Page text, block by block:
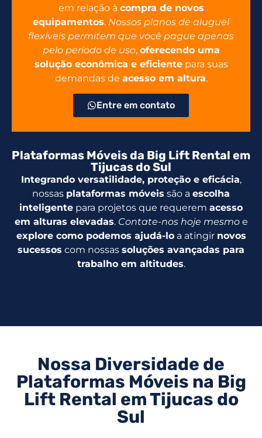
em relação à compra de novos
equipamentos. Nossos planos de aluguel
flexíveis permitem que você pague apenas
pelo período de uso, oferecendo uma
solução econômica e eficientepara suas
demandas de acesso em altura.
Entre em contato
Plataformas Móveis da Big Lift Rental em
Tijucas do Sul
Integrando versatilidade, proteção e eficácia,
nossas plataformas móveis são a escolha
inteligente para projetos que requerem acesso
em alturas elevadas. Contate-nos hoje mesmoe
explore como podemos ajudá-loa atingir novos
sucessos com nossas soluções avançadas para
trabalho em altitudes.
Nossa Diversidade de
Plataformas Móveis na Big
Lift Rental em Tijucas do
Sul